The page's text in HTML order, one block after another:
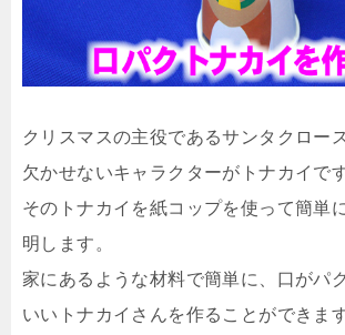
クリスマスの主役であるサンタクロー
欠かせないキャラクターがトナカイです
そのトナカイを紙コップを使って簡単
明します。
家にあるような材料で簡単に、口がパ
いいトナカイさんを作ることができます